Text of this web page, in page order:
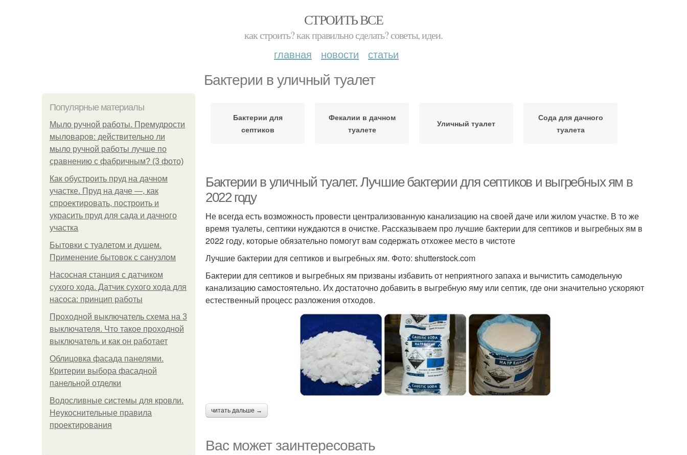
СТРОИТЬ ВСЕ
как строить? как правильно сделать? советы, идеи.
главная новости статьи
Бактерии в уличный туалет
Популярные материалы
Мыло ручной работы. Премудрости
мыловаров: действительно ли
мыло ручной работы лучше по
сравнению с фабричным? (3 фото)
Как обустроить пруд на дачном
участке. Пруд на даче —, как
спроектировать, построить и
украсить пруд для сада и дачного
участка
Бытовки с туалетом и душем.
Применение бытовок с санузлом
Насосная станция с датчиком
сухого хода. Датчик сухого хода для
насоса: принцип работы
Проходной выключатель схема на 3
выключателя. Что такое проходной
выключатель и как он работает
Облицовка фасада панелями.
Критерии выбора фасадной
панельной отделки
Водосливные системы для кровли.
Неукоснительные правила
проектирования
Бактерии для
септиков
Фекалии в дачном
туалете
Уличный туалет
Сода для дачного
туалета
Бактерии в уличный туалет. Лучшие бактерии для септиков и выгребных ям в
2022 году
Не всегда есть возможность провести централизованную канализацию на своей даче или жилом участке. В то же
время туалеты, септики нуждаются в очистке. Рассказываем про лучшие бактерии для септиков и выгребных ям в
2022 году, которые обязательно помогут вам содержать отхожее место в чистоте
Лучшие бактерии для септиков и выгребных ям. Фото: shutterstock.com
Бактерии для септиков и выгребных ям призваны избавить от неприятного запаха и вычистить самодельную
канализацию самостоятельно. Их достаточно добавить в выгребную яму или септик, где они значительно ускоряют
естественный процесс разложения отходов.
читать дальше →
Вас может заинтересовать